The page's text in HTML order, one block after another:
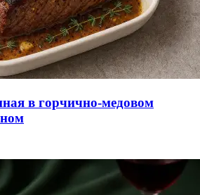
в горчично-медовом